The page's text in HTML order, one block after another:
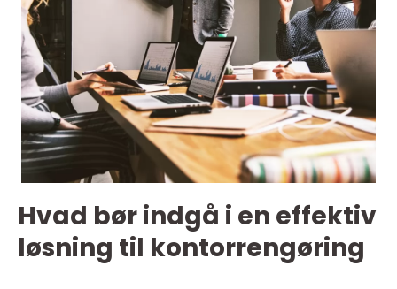
Hvad bør indgå i en effektiv
løsning til kontorrengøring